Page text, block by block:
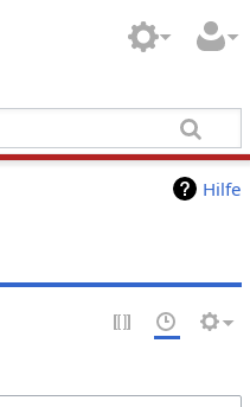
Hilfe